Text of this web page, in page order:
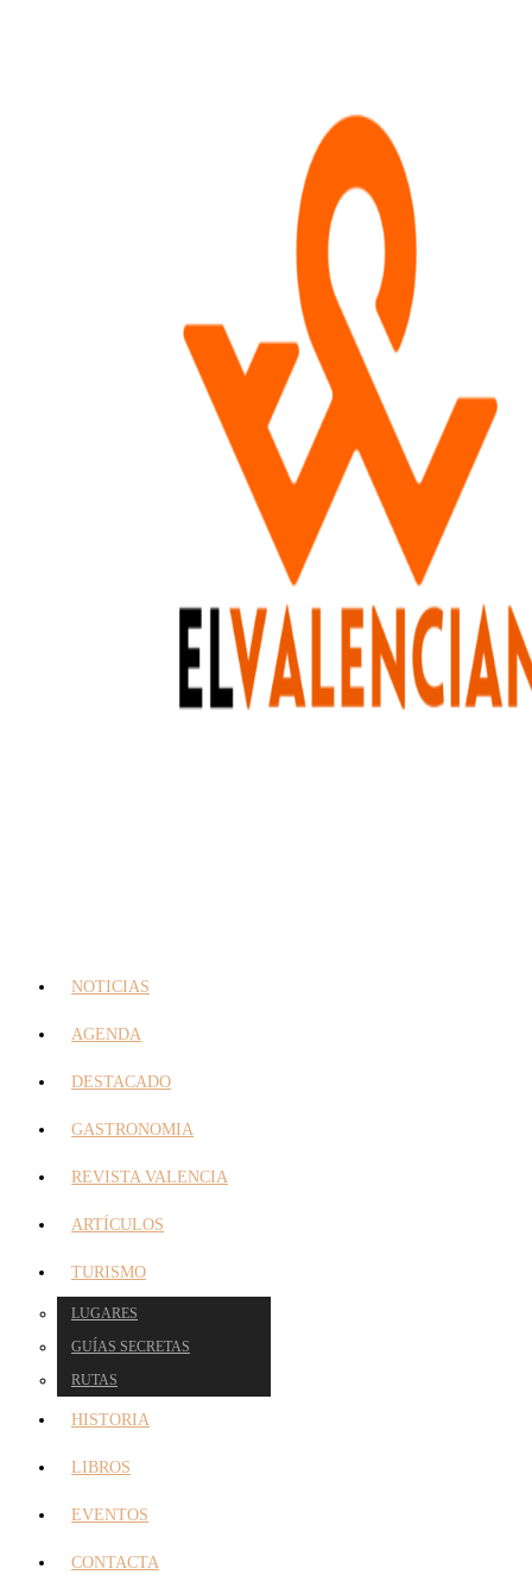
NOTICIAS
AGENDA
DESTACADO
GASTRONOMIA
REVISTA VALENCIA
ARTÍCULOS
TURISMO
LUGARES
GUÍAS SECRETAS
RUTAS
HISTORIA
LIBROS
EVENTOS
CONTACTA